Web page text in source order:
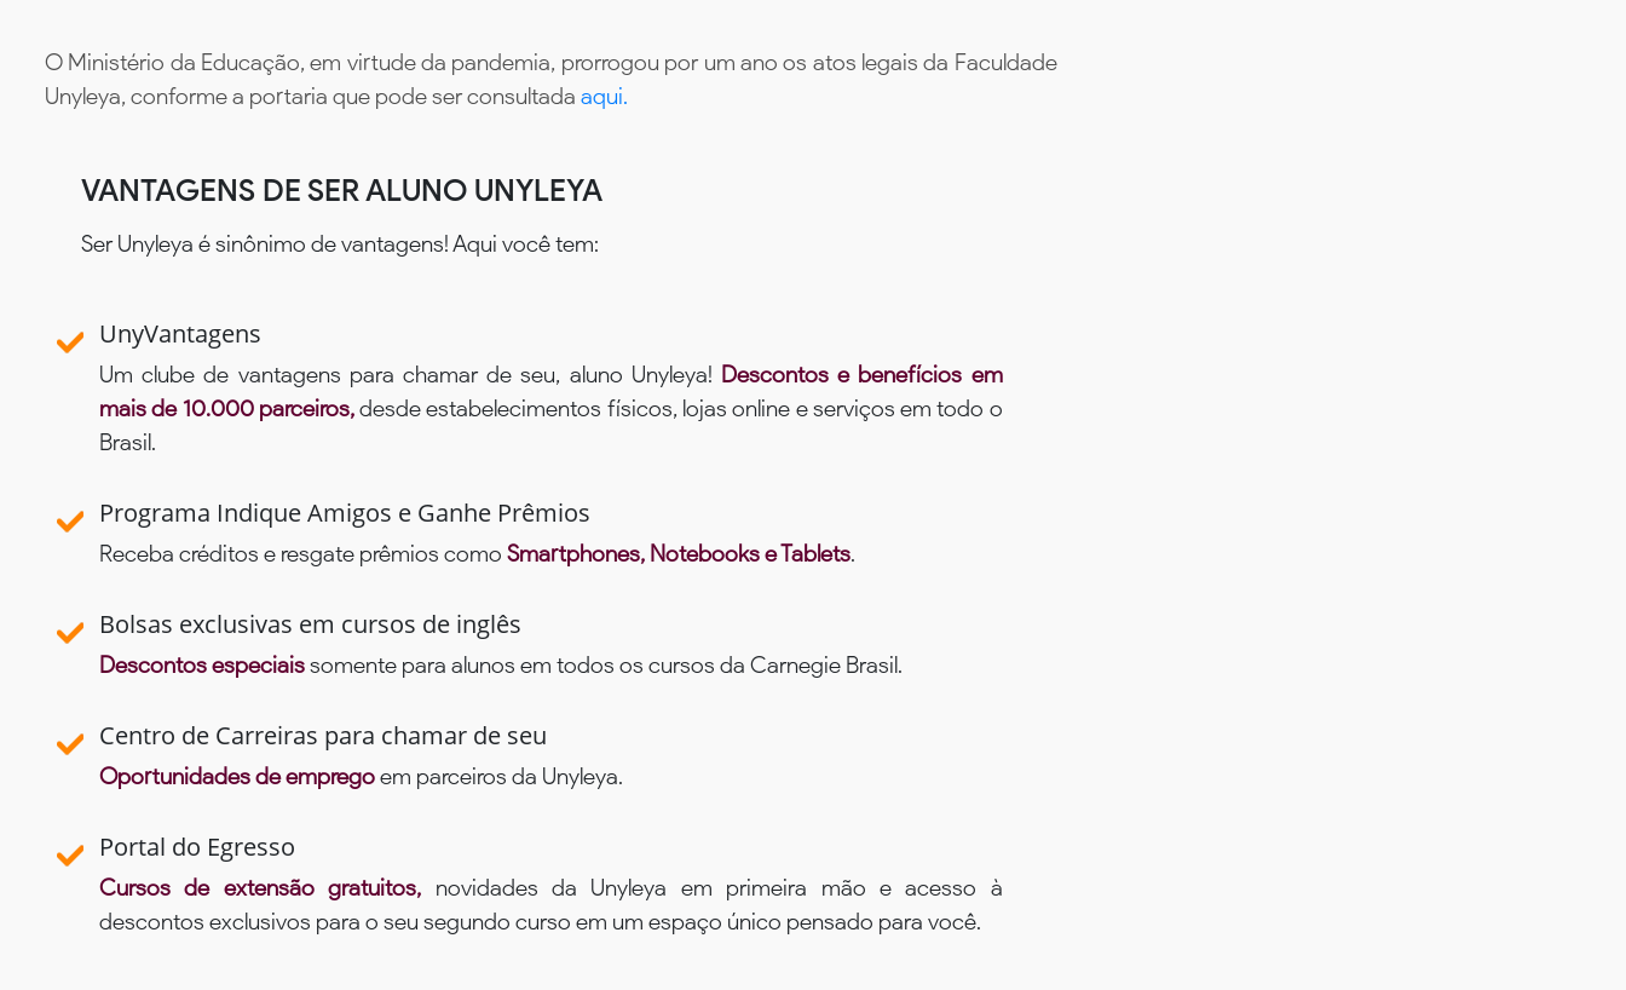
O Ministério da Educação, em virtude da pandemia, prorrogou por um ano os atos legais da Faculdade
Unyleya, conforme a portaria que pode ser consultada aqui.
VANTAGENS DE SER ALUNO UNYLEYA
Ser Unyleya é sinônimo de vantagens! Aqui você tem:
UnyVantagens
Um clube de vantagens para chamar de seu, aluno Unyleya! Descontos e benefícios em
mais de 10.000 parceiros,desde estabelecimentos físicos, lojas online e serviços em todo o
Brasil.
Programa Indique Amigos e Ganhe Prêmios
Receba créditos e resgate prêmios como Smartphones, Notebooks e Tablets.
Bolsas exclusivas em cursos de inglês
Descontos especiaissomente para alunos em todos os cursos da Carnegie Brasil.
Centro de Carreiras para chamar de seu
Oportunidades de empregoem parceiros da Unyleya.
Portal do Egresso
Cursos de extensão gratuitos, novidades da Unyleya em primeira mão e acesso à
descontos exclusivos para o seu segundo curso em um espaço único pensado para você.